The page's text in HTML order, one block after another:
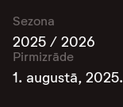
Sezona
2025 / 2026
Pirmizrāde
1. augustā, 2025.